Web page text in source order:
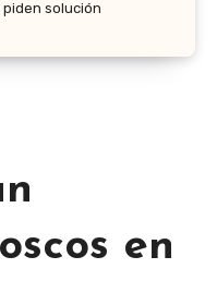
solución
en